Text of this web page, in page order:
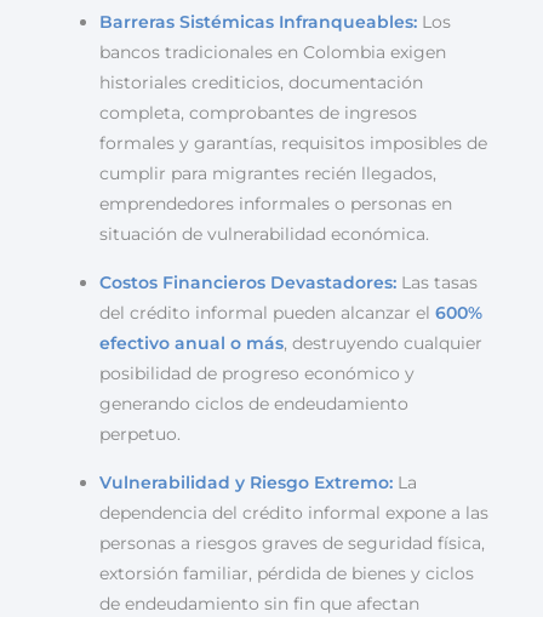
Barreras Sistémicas Infranqueables:Los
bancos tradicionales en Colombia exigen
historiales crediticios, documentación
completa, comprobantes de ingresos
formales y garantías, requisitos imposibles de
cumplir para migrantes recién llegados,
emprendedores informales o personas en
situación de vulnerabilidad económica.
Costos Financieros Devastadores:Las tasas
del crédito informal pueden alcanzar el 600%
efectivo anual o más, destruyendo cualquier
posibilidad de progreso económico y
generando ciclos de endeudamiento
perpetuo.
Vulnerabilidad y Riesgo Extremo:La
dependencia del crédito informal expone a las
personas a riesgos graves de seguridad física,
extorsión familiar, pérdida de bienes y ciclos
de endeudamiento sin fin que afectan